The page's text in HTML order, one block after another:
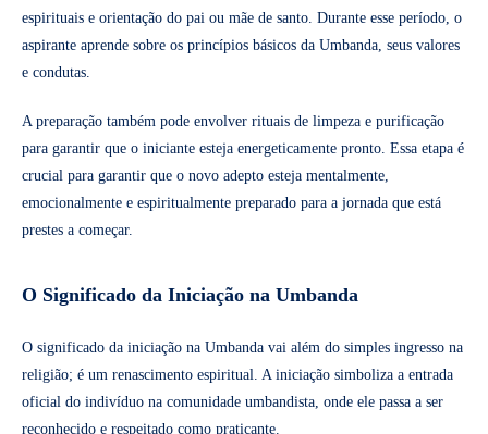
espirituais e orientação do pai ou mãe de santo. Durante esse período, o
aspirante aprende sobre os princípios básicos da Umbanda, seus valores
e condutas.
A preparação também pode envolver rituais de limpeza e purificação
para garantir que o iniciante esteja energeticamente pronto. Essa etapa é
crucial para garantir que o novo adepto esteja mentalmente,
emocionalmente e espiritualmente preparado para a jornada que está
prestes a começar.
O Significado da Iniciação na Umbanda
O significado da iniciação na Umbanda vai além do simples ingresso na
religião; é um renascimento espiritual. A iniciação simboliza a entrada
oficial do indivíduo na comunidade umbandista, onde ele passa a ser
reconhecido e respeitado como praticante.